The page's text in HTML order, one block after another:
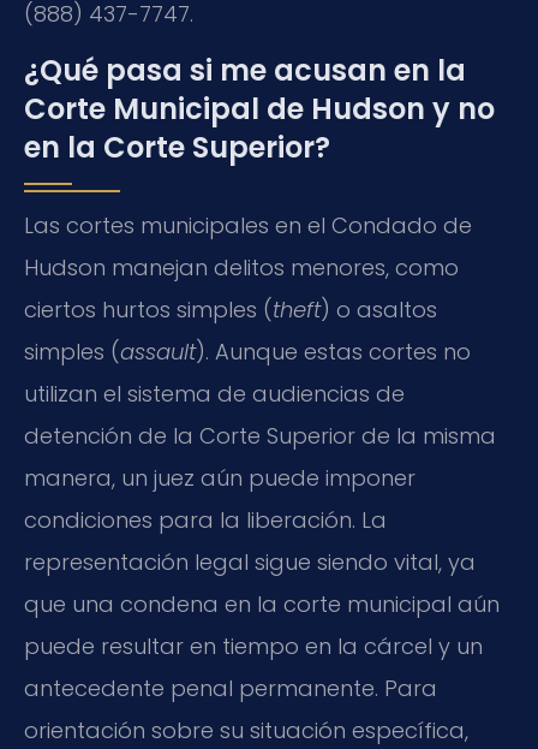
(888) 437-7747.
¿Qué pasa si me acusan en la
Corte Municipal de Hudson y no
en la Corte Superior?
Las cortes municipales en el Condado de
Hudson manejan delitos menores, como
ciertos hurtos simples (theft) o asaltos
simples (assault). Aunque estas cortes no
utilizan el sistema de audiencias de
detención de la Corte Superior de la misma
manera, un juez aún puede imponer
condiciones para la liberación. La
representación legal sigue siendo vital, ya
que una condena en la corte municipal aún
puede resultar en tiempo en la cárcel y un
antecedente penal permanente. Para
orientación sobre su situación específica,